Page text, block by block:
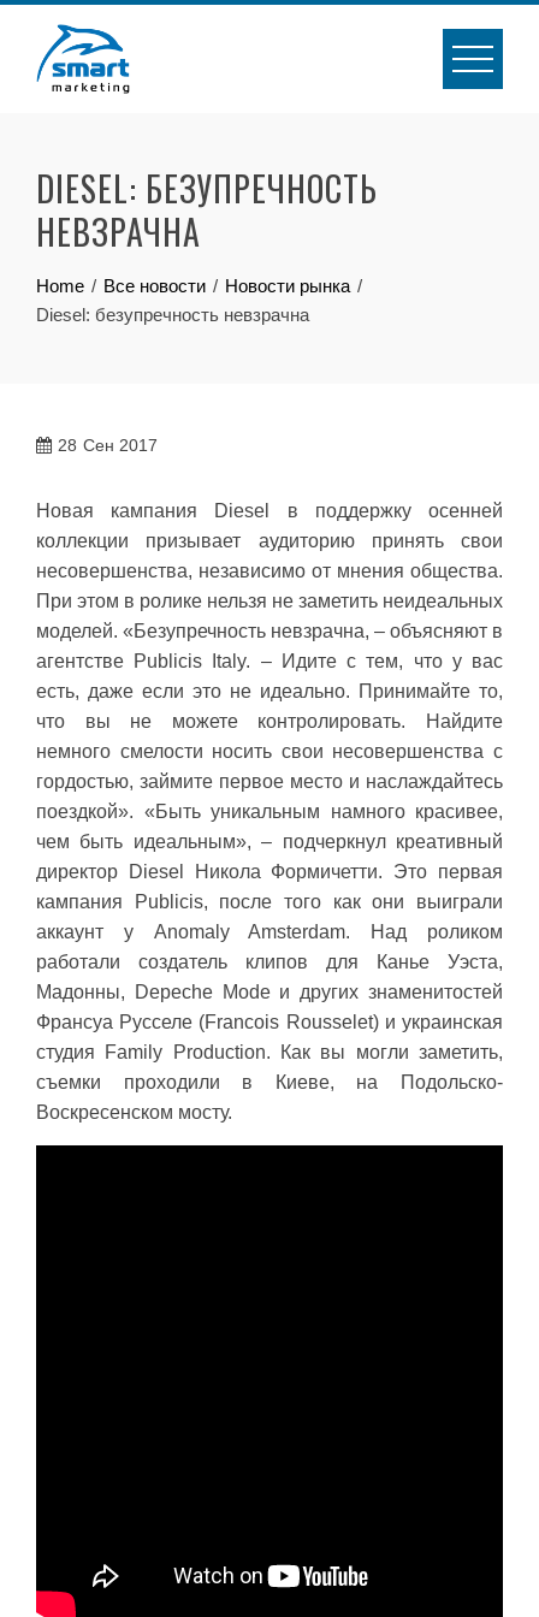
content
DIESEL: БЕЗУПРЕЧНОСТЬ
НЕВЗРАЧНА
Home Все новости
Новости рынка
Diesel: безупречность невзрачна
28 Сен 2017
Новая кампания Diesel в поддержку осенней
коллекции призывает аудиторию принять свои
несовершенства, независимо от мнения общества.
При этом в ролике нельзя не заметить неидеальных
моделей. «Безупречность невзрачна, – объясняют в
агентстве Publicis Italy. – Идите с тем, что у вас
есть, даже если это не идеально. Принимайте то,
что вы не можете контролировать. Найдите
немного смелости носить свои несовершенства с
гордостью, займите первое место и наслаждайтесь
поездкой». «Быть уникальным намного красивее,
чем быть идеальным», – подчеркнул креативный
директор Diesel Никола Формичетти. Это первая
кампания Publicis, после того как они выиграли
аккаунт у Anomaly Amsterdam. Над роликом
работали создатель клипов для Канье Уэста,
Мадонны, Depeche Mode и других знаменитостей
Франсуа Русселе (Francois Rousselet) и украинская
студия Family Production. Как вы могли заметить,
съемки проходили в Киеве, на Подольско-
Воскресенском мосту.